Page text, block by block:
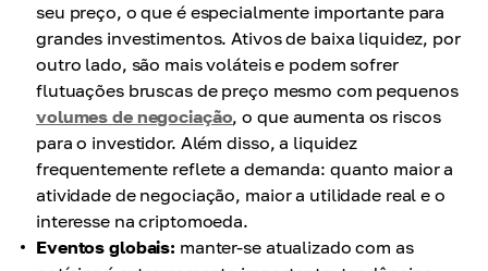
seu preço, o que é especialmente importante para
grandes investimentos. Ativos de baixa liquidez, por
outro lado, são mais voláteis e podem sofrer
flutuações bruscas de preço mesmo com pequenos
volumes de negociação, o que aumenta os riscos
para o investidor. Além disso, a liquidez
frequentemente reflete a demanda: quanto maior a
atividade de negociação, maior a utilidade real e o
interesse na criptomoeda.
Eventos globais: manter-se atualizado com as